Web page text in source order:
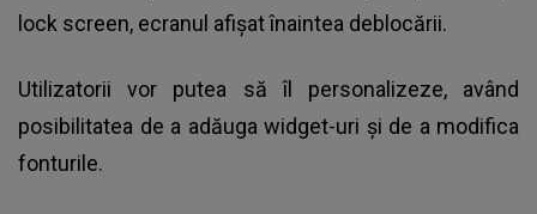
lock screen, ecranul afişat înaintea deblocării.
Utilizatorii vor putea să îl personalizeze, având
posibilitatea de a adăuga widget-uri şi de a modifica
fonturile.